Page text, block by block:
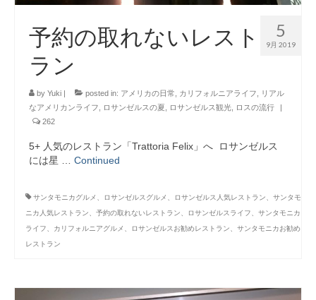
5
9月 2019
予約の取れないレスト
ラン
by Yuki posted in: アメリカの日常 カリフォルニアライフ
リアル
なアメリカンライフ
ロサンゼルスの夏 ロサンゼルス観光 ロスの流行
262
5+ 人気のレストラン「Trattoria Felix」へ ロサンゼルス
には星 … Continued
サンタモニカグルメ、ロサンゼルスグルメ、ロサンゼルス人気レストラン、サンタモ
ニカ人気レストラン、予約の取れないレストラン、ロサンゼルスライフ、サンタモニカ
ライフ、カリフォルニアグルメ、ロサンゼルスお勧めレストラン、サンタモニカお勧め
レストラン